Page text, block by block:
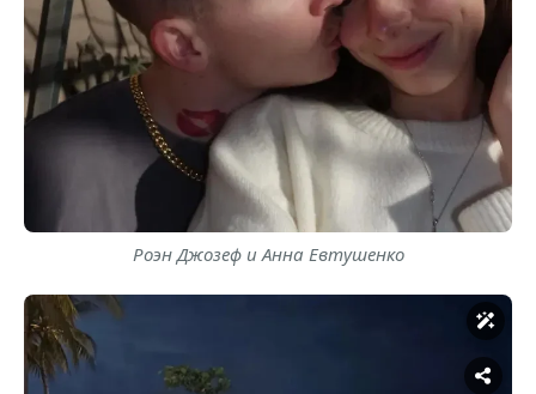
Роэн Джозеф и Анна Евтушенко